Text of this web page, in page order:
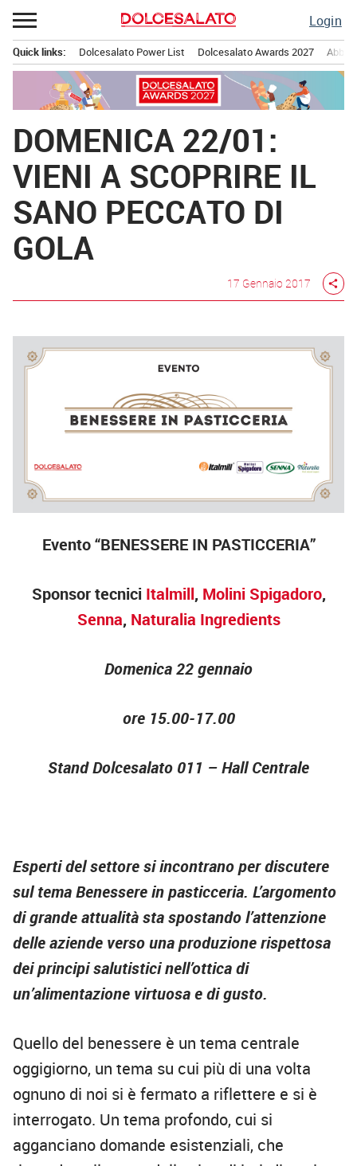
Passa
al
contenuto
Login
principale
Quick links: Dolcesalato Power List Dolcesalato Awards 2027
DOMENICA 22/01:
VIENI A SCOPRIRE IL
SANO PECCATO DI
GOLA
17 Gennaio 2017 share
Evento “BENESSERE IN PASTICCERIA”
Sponsor tecnici Italmill, Molini Spigadoro,
Senna, Naturalia Ingredients
Domenica 22 gennaio
ore 15.00-17.00
Stand Dolcesalato 011 – Hall Centrale
Esperti del settore si incontrano per discutere
sul tema Benessere in pasticceria. L’argomento
di grande attualità sta spostando l’attenzione
delle aziende verso una produzione rispettosa
dei principi salutistici nell’ottica di
un’alimentazione virtuosa e di gusto.
Quello del benessere è un tema centrale
oggigiorno, un tema su cui più di una volta
ognuno di noi si è fermato a riflettere e si è
interrogato. Un tema profondo, cui si
agganciano domande esistenziali, che